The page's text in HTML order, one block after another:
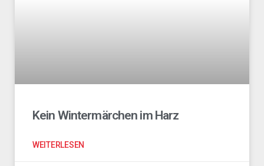
Kein Wintermärchen im Harz
WEITERLESEN